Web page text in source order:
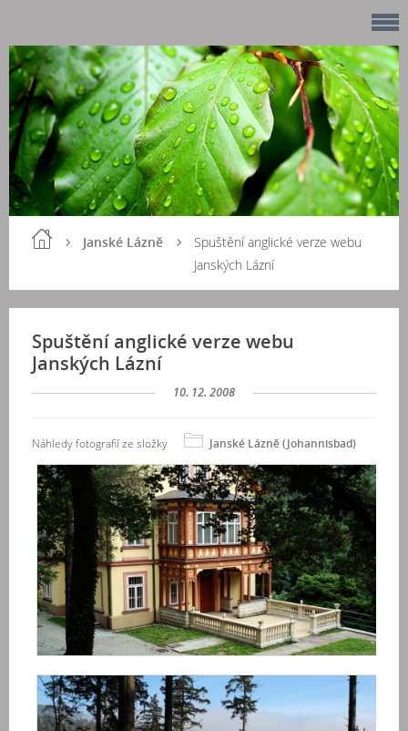
Janské Lázně
Spuštění anglické verze webu
Janských Lázní
Spuštění anglické verze webu
Janských Lázní
10. 12. 2008
Náhledy fotografií ze složky Janské Lázně (Johannisbad)